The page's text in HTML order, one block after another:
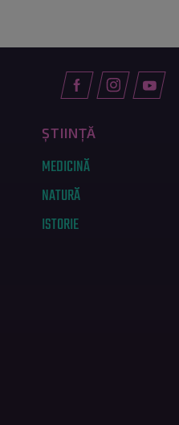
ȘTIINȚĂ
MEDICINĂ
NATURĂ
ISTORIE